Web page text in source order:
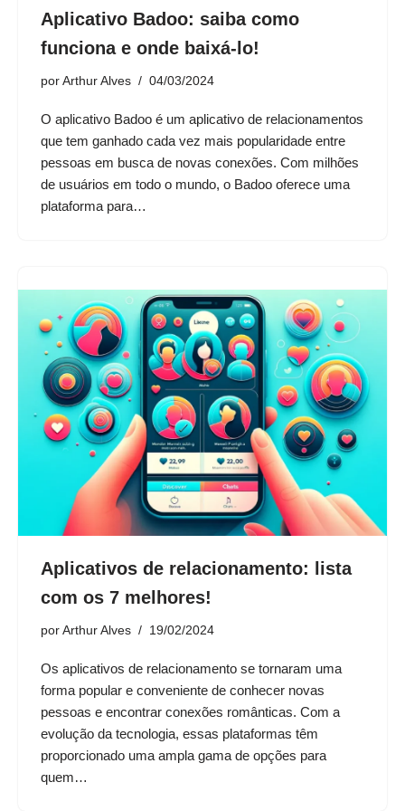
Aplicativo Badoo: saiba como
funciona e onde baixá-lo!
por Arthur Alves 04/03/2024
O aplicativo Badoo é um aplicativo de relacionamentos
que tem ganhado cada vez mais popularidade entre
pessoas em busca de novas conexões. Com milhões
de usuários em todo o mundo, o Badoo oferece uma
plataforma para…
Aplicativos de relacionamento: lista
com os 7 melhores!
por Arthur Alves 19/02/2024
Os aplicativos de relacionamento se tornaram uma
forma popular e conveniente de conhecer novas
pessoas e encontrar conexões românticas. Com a
evolução da tecnologia, essas plataformas têm
proporcionado uma ampla gama de opções para
quem…